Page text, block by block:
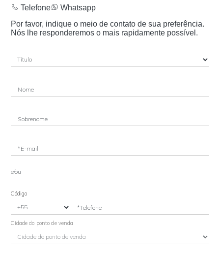
Telefone
Whatsapp
Por favor, indique o meio de contato de sua preferência.
Nós lhe responderemos o mais rapidamente possível.
Nome
Sobrenome
*E-mail
e/ou
Código
*Telefone
Cidade do ponto de venda